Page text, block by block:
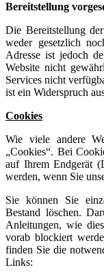
Bereitstellung
Die Bereitstellung
weder gesetzlich
Adresse ist jedoch
Website nicht
Services nicht
ist ein Widerspruch
Cookies
Wie viele andere
„Cookies“. Bei
auf Ihrem Endgerät
werden, wenn Sie
Sie können Sie
Bestand löschen.
Anleitungen, wie
vorab blockiert
finden Sie die
Links: